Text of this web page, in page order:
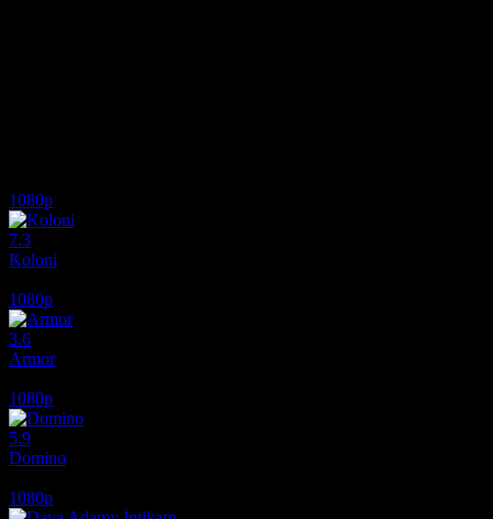
1080p
7.3
Koloni
1080p
3.6
Armor
1080p
5.9
Domino
1080p